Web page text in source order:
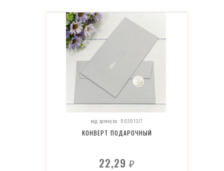
код артикула: 003013/7
КОНВЕРТ ПОДАРОЧНЫЙ
22,29₽